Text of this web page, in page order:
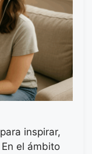
inspirar,
el ámbito